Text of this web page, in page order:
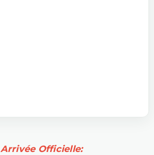
Arrivée Officielle: